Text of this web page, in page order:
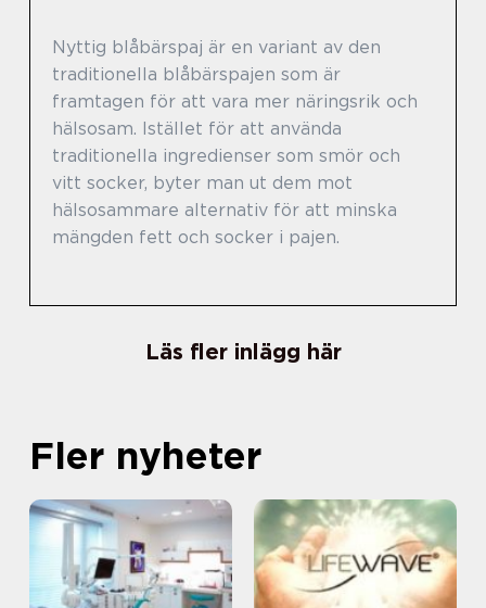
Nyttig blåbärspaj är en variant av den
traditionella blåbärspajen som är
framtagen för att vara mer näringsrik och
hälsosam. Istället för att använda
traditionella ingredienser som smör och
vitt socker, byter man ut dem mot
hälsosammare alternativ för att minska
mängden fett och socker i pajen.
Läs fler inlägg här
Fler nyheter